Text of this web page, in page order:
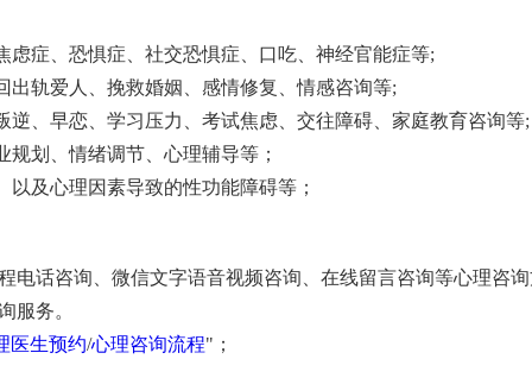
症、恐惧症、社交恐惧症、口吃、神经官能症等;
轨爱人、挽救婚姻、感情修复、情感咨询等;
、早恋、学习压力、考试焦虑、交往障碍、家庭教育咨询等;
划、情绪调节、心理辅导等；
及心理因素导致的性功能障碍等；
电话咨询、微信文字语音视频咨询、在线留言咨询等心理咨
服务。
医生预约/心理咨询流程"；